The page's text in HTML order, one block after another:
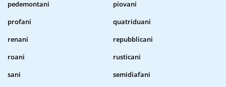
pedemontani
piovani
profani
quatriduani
renani
repubblicani
roani
rusticani
sani
semidiafani